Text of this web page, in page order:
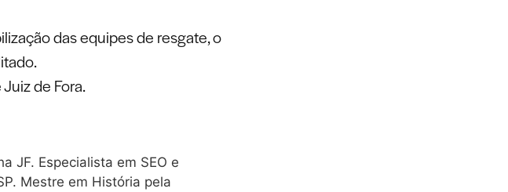
das equipes de resgate, o
de Fora.
JF. Especialista em SEO e
Mestre em História pela